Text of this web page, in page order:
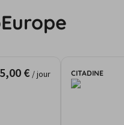
5,00 € / jour CITADINE